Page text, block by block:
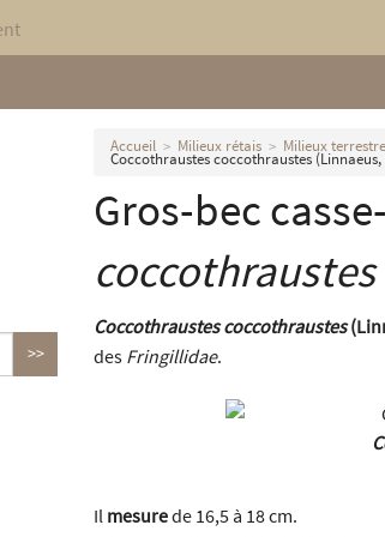
Accueil Milieux rétais Milieux
Coccothraustes coccothraustes (Linnaeus,
Gros-bec
coccothraustes
Coccothraustes coccothraustes
des Fringillidae.
Il mesurede 16,5 à 18 cm.